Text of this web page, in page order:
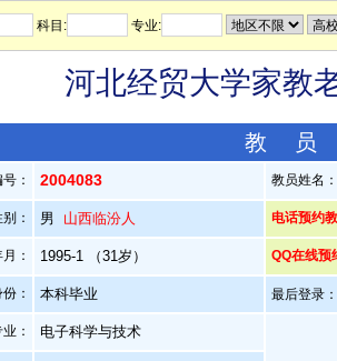
科目: 专业:
河北经贸大学家教
教
： 2004083 教员姓名
： 男 山西临汾人 电话预约
： 1995-1 （31岁） QQ在线预
： 本科毕业 最后登录
： 电子科学与技术